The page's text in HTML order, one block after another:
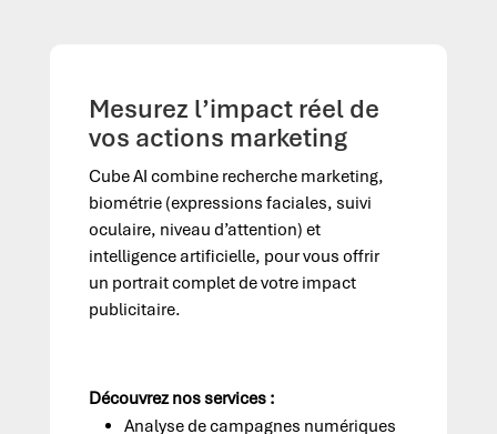
Mesurez l’impact réel de
vos actions marketing
Cube AI combine recherche marketing,
biométrie (expressions faciales, suivi
oculaire, niveau d’attention) et
intelligence artificielle, pour vous offrir
un portrait complet de votre impact
publicitaire.
Découvrez nos services :
Analyse de campagnes numériques